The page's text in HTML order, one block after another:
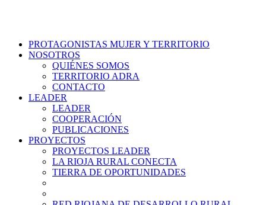
PROTAGONISTAS MUJER Y TERRITORIO
NOSOTROS
QUIÉNES SOMOS
TERRITORIO ADRA
CONTACTO
LEADER
LEADER
COOPERACIÓN
PUBLICACIONES
PROYECTOS
PROYECTOS LEADER
LA RIOJA RURAL CONECTA
TIERRA DE OPORTUNIDADES